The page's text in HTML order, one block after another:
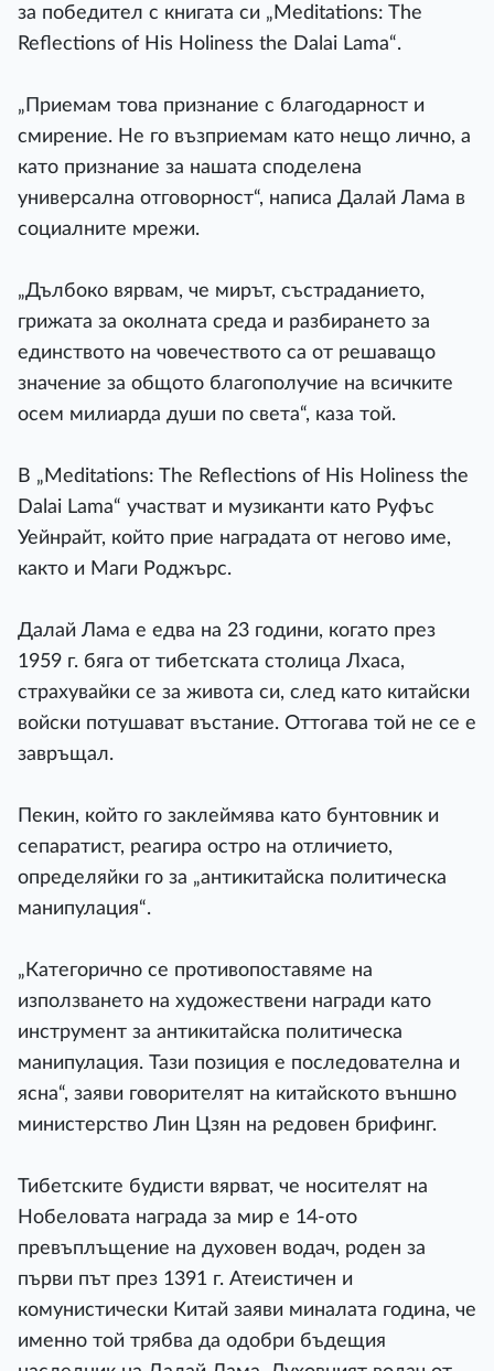
за победител с книгата си „Meditations: The
Reflections of His Holiness the Dalai Lama“.
„Приемам това признание с благодарност и
смирение. Не го възприемам като нещо лично, а
като признание за нашата споделена
универсална отговорност“, написа Далай Лама в
социалните мрежи.
„Дълбоко вярвам, че мирът, състраданието,
грижата за околната среда и разбирането за
единството на човечеството са от решаващо
значение за общото благополучие на всичките
осем милиарда души по света“, каза той.
В „Meditations: The Reflections of His Holiness the
Dalai Lama“ участват и музиканти като Руфъс
Уейнрайт, който прие наградата от негово име,
както и Маги Роджърс.
Далай Лама е едва на 23 години, когато през
1959 г. бяга от тибетската столица Лхаса,
страхувайки се за живота си, след като китайски
войски потушават въстание. Оттогава той не се е
завръщал.
Пекин, който го заклеймява като бунтовник и
сепаратист, реагира остро на отличието,
определяйки го за „антикитайска политическа
манипулация“.
„Категорично се противопоставяме на
използването на художествени награди като
инструмент за антикитайска политическа
манипулация. Тази позиция е последователна и
ясна“, заяви говорителят на китайското външно
министерство Лин Цзян на редовен брифинг.
Тибетските будисти вярват, че носителят на
Нобеловата награда за мир е 14-ото
превъплъщение на духовен водач, роден за
първи път през 1391 г. Атеистичен и
комунистически Китай заяви миналата година, че
именно той трябва да одобри бъдещия